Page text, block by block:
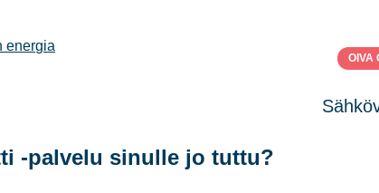
OIVA
-palvelu sinulle jo tuttu?